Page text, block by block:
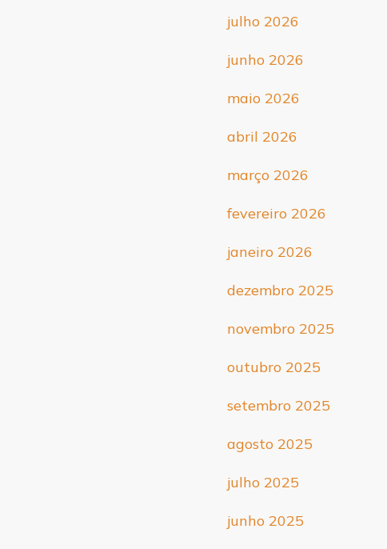
julho 2026
junho 2026
maio 2026
abril 2026
março 2026
fevereiro 2026
janeiro 2026
dezembro 2025
novembro 2025
outubro 2025
setembro 2025
agosto 2025
julho 2025
junho 2025